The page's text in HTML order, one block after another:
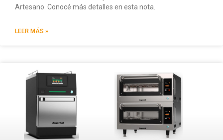
Artesano. Conocé más detalles en esta nota.
LEER MÁS »